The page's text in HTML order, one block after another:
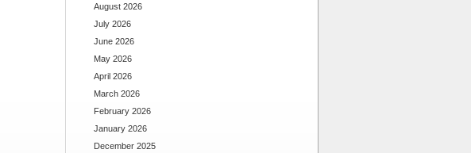
August 2026
July 2026
June 2026
May 2026
April 2026
March 2026
February 2026
January 2026
December 2025